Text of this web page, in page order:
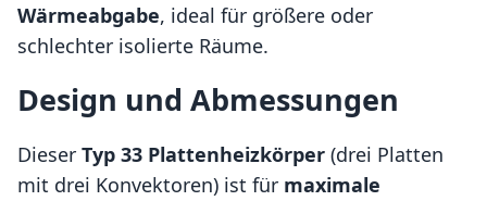
Wärmeabgabe, ideal für größere oder
schlechter isolierte Räume.
Design und Abmessungen
Dieser Typ 33 Plattenheizkörper (drei Platten
mit drei Konvektoren) ist für maximale